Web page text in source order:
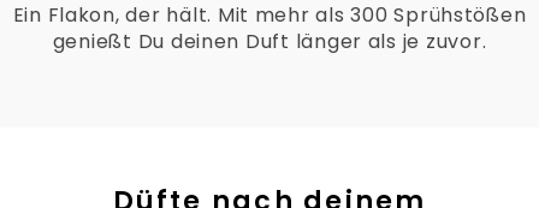
Ein Flakon, der hält. Mit mehr als 300 Sprühstößen
genießt Du deinen Duft länger als je zuvor.